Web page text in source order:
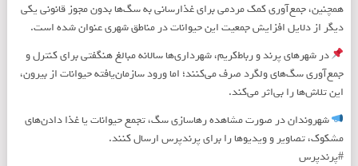
همچنین، جمع‌آوری کمک مردمی برای غذارسانی به سگ‌ها بدون مجوز قانونی یکی
دیگر از دلایل افزایش جمعیت این حیوانات در مناطق شهری عنوان شده است.
در شهرهای پرند و رباط‌کریم، شهرداری‌ها سالانه مبالغ هنگفتی برای کنترل و
جمع‌آوری سگ‌های ولگرد صرف می‌کنند؛ اما ورود سازمان‌یافته حیوانات از بیرون،
این تلاش‌ها را بی‌اثر می‌کند.
شهروندان در صورت مشاهده رهاسازی سگ، تجمع حیوانات یا غذا دادن‌های
مشکوک، تصاویر و ویدیوها را برای پرندپرس ارسال کنند.
#پرندپرس